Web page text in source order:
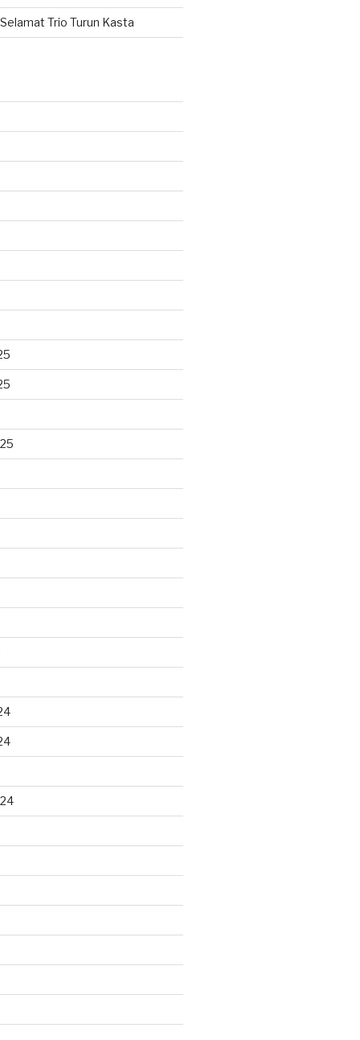
Selamat Trio Turun Kasta